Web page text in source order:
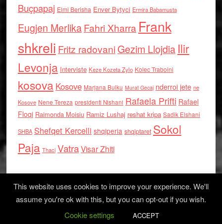
Buçpapaj Elmi Berisha Enver Bytyci Ermira Babamusta
Eugjen MerlikaFahri Xharra Frank
shkreli Fritz radovaniGezim Llojdia Ilir
Levonja Interviste Keze Kozeta Zylo Kolec Traboini
kosova Kosove Marjana Bulku Murat Gecaj nderroi jete ne
Kosove Nene Tereza presidenti Nishani Rafaela Prifti Rafael
Floqi Raimonda Moisiu Ramiz Lushaj reshat kripa Sadik Elshani
SHBA Shefqet Kercelli shqiperia shqiptaret Sokol
Paja Thaci VatraVisar Zhiti
Log in
This website uses cookies to improve your experience. We'll
assume you're ok with this, but you can opt-out if you wish.
Cookie settings
ACCEPT